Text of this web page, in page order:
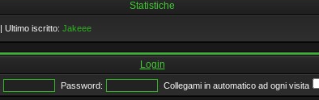
Statistiche
| Ultimo iscritto: Jakeee
Login
Password: Collegami in automatico ad ogni visita